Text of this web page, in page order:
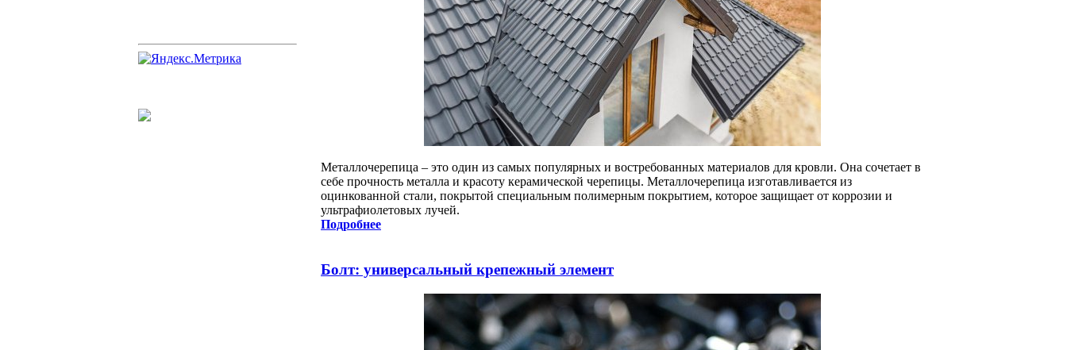
Металлочерепица – это один из самых популярных и востребованных материалов для кровли. Она сочетает в
себе прочность металла и красоту керамической черепицы. Металлочерепица изготавливается из
оцинкованной стали, покрытой специальным полимерным покрытием, которое защищает от коррозии и
ультрафиолетовых лучей.
Подробнее
Болт: универсальный крепежный элемент